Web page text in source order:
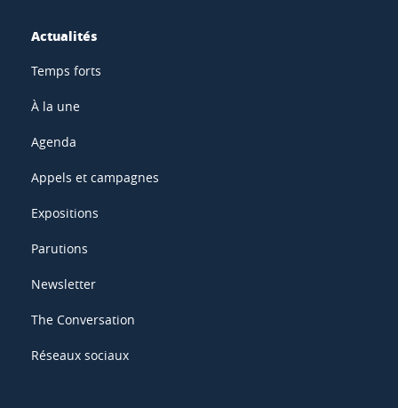
Actualités
Temps forts
À la une
Agenda
Appels et campagnes
Expositions
Parutions
Newsletter
The Conversation
Réseaux sociaux